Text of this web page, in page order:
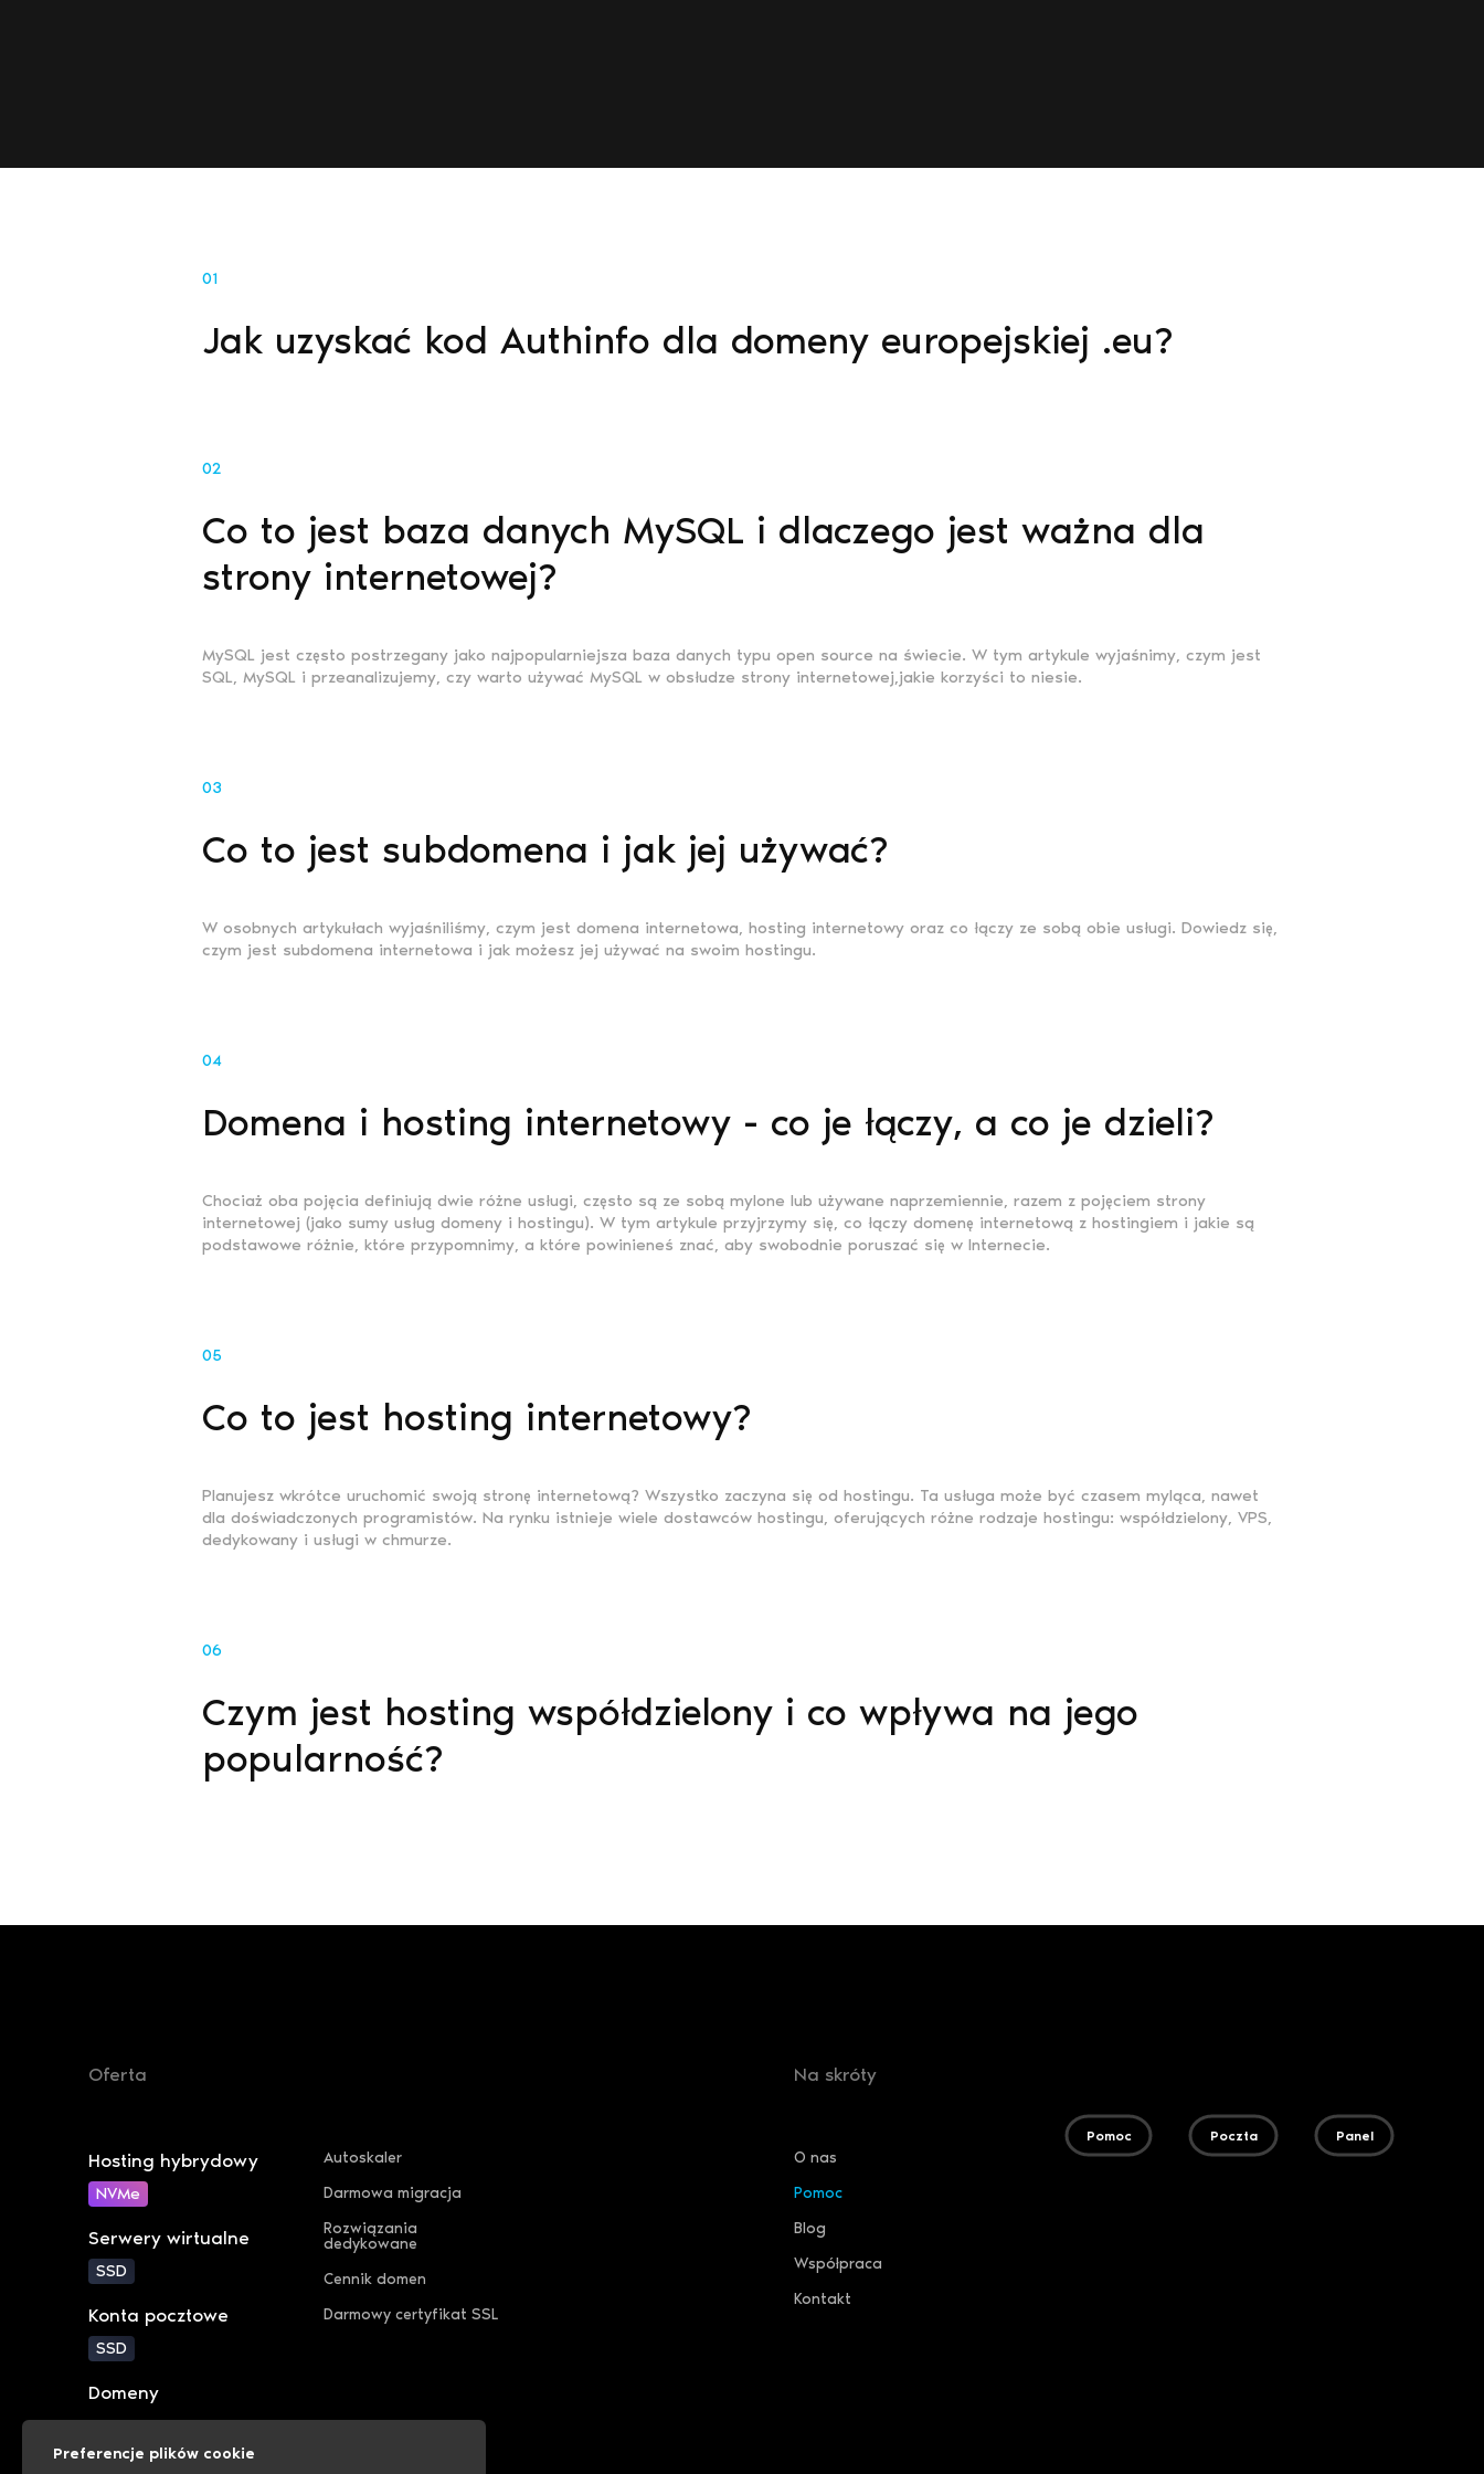
01
Jak uzyskać kod Authinfo dla domeny europejskiej .eu?
02
Co to jest baza danych MySQL i dlaczego jest ważna dla
strony internetowej?
MySQL jest często postrzegany jako najpopularniejsza baza danych typu open source na świecie. W tym artykule wyjaśnimy, czym jest
SQL, MySQL i przeanalizujemy, czy warto używać MySQL w obsłudze strony internetowej,jakie korzyści to niesie.
03
Co to jest subdomena i jak jej używać?
W osobnych artykułach wyjaśniliśmy, czym jest domena internetowa, hosting internetowy oraz co łączy ze sobą obie usługi. Dowiedz się,
czym jest subdomena internetowa i jak możesz jej używać na swoim hostingu.
04
Domena i hosting internetowy - co je łączy, a co je dzieli?
Chociaż oba pojęcia definiują dwie różne usługi, często są ze sobą mylone lub używane naprzemiennie, razem z pojęciem strony
internetowej (jako sumy usług domeny i hostingu). W tym artykule przyjrzymy się, co łączy domenę internetową z hostingiem i jakie są
podstawowe różnie, które przypomnimy, a które powinieneś znać, aby swobodnie poruszać się w Internecie.
05
Co to jest hosting internetowy?
Planujesz wkrótce uruchomić swoją stronę internetową? Wszystko zaczyna się od hostingu. Ta usługa może być czasem myląca, nawet
dla doświadczonych programistów. Na rynku istnieje wiele dostawców hostingu, oferujących różne rodzaje hostingu: współdzielony, VPS,
dedykowany i usługi w chmurze.
06
Czym jest hosting współdzielony i co wpływa na jego
popularność?
Oferta
Hosting hybrydowy
NVMe
Serwery wirtualne
SSD
Konta pocztowe
SSD
Domeny
Autoskaler
Darmowa migracja
Rozwiązania
dedykowane
Cennik domen
Darmowy certyfikat SSL
Na skróty
O nas
Pomoc
Blog
Współpraca
Kontakt
Pomoc Poczta Panel
Preferencje plików cookie